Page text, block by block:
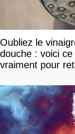
Oubliez le
douche : voici
vraiment pour